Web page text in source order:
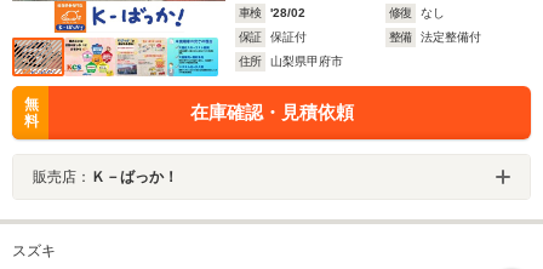
車検
'28/02 修復
なし
保証
保証付 整備
法定整備付
住所
山梨県甲府市
無
料
在庫確認・見積依頼
販売店： Ｋ－ばっか！
スズキ